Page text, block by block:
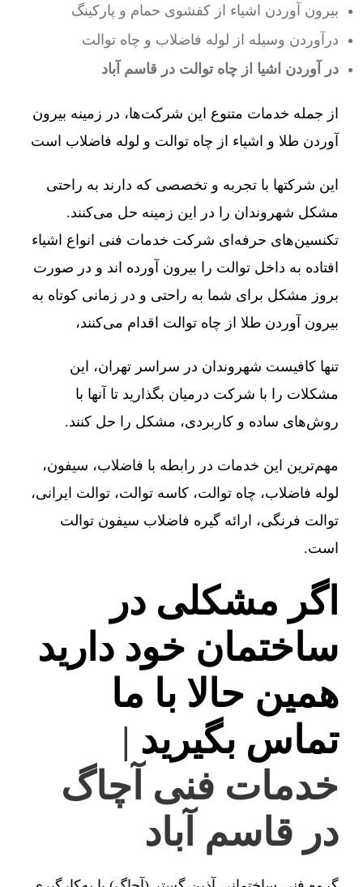
بیرون آوردن اشیاء از کفشوی حمام و پارکینگ
درآوردن وسیله از لوله فاضلاب و چاه توالت
در آوردن اشیا از چاه توالت در قاسم آباد
از جمله خدمات متنوع این شرکت‌ها، در زمینه بیرون
آوردن طلا و اشیاء از چاه توالت و لوله فاضلاب است
این شرکتها با تجربه و تخصصی که دارند به راحتی
مشکل شهروندان را در این زمینه حل می‌کنند.
تکنسین‌های حرفه‌ای شرکت خدمات فنی انواع اشیاء
افتاده به داخل توالت را بیرون آورده اند و در صورت
بروز مشکل برای شما به راحتی و در زمانی کوتاه به
بیرون آوردن طلا از چاه توالت اقدام می‌کنند،
تنها کافیست شهروندان در سراسر تهران، این
مشکلات را با شرکت درمیان بگذارید تا آنها با
روش‌های ساده و کاربردی، مشکل را حل کنند.
مهم‌ترین این خدمات در رابطه با فاضلاب، سیفون،
لوله فاضلاب، چاه توالت، کاسه توالت، توالت ایرانی،
توالت فرنگی، ارائه گیره فاضلاب سیفون توالت
است.
اگر مشکلی در
ساختمان خود دارید
همین حالا با ما
تماس بگیرید |
خدمات فنی آچاگ
در قاسم آباد